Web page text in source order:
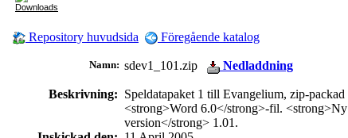
Repository huvudsida Föregående katalog
Namn: sdev1_101.zip Nedladdning
Beskrivning: Speldatapaket 1 till Evangelium, zip-packad
<strong>Word 6.0</strong>-fil. <strong>Ny
version</strong> 1.01.